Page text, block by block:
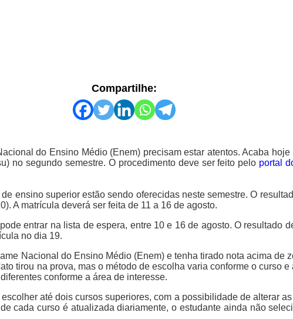
Compartilhe:
do Ensino Médio (Enem) precisam estar atentos. Acaba
no segundo semestre. O procedimento deve ser feito pelo portal
ensino superior estão sendo oferecidas neste semestre. O
A matrícula deverá ser feita de 11 a 16 de agosto.
entrar na lista de espera, entre 10 e 16 de agosto. O resultado
no dia 19.
Nacional do Ensino Médio (Enem) e tenha tirado nota acima de
tirou na prova, mas o método de escolha varia conforme o curso
conforme a área de interesse.
até dois cursos superiores, com a possibilidade de alterar
cada curso é atualizada diariamente, o estudante ainda não